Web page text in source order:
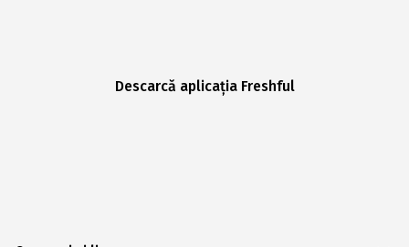
Descarcă aplicația Freshful